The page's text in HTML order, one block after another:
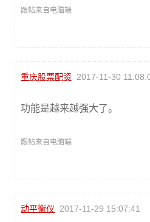
跟帖来自电脑端
重庆股票配资 2017-11-30
功能是越来越强大了。
跟帖来自电脑端
动平衡仪 2017-11-29 15:07:41